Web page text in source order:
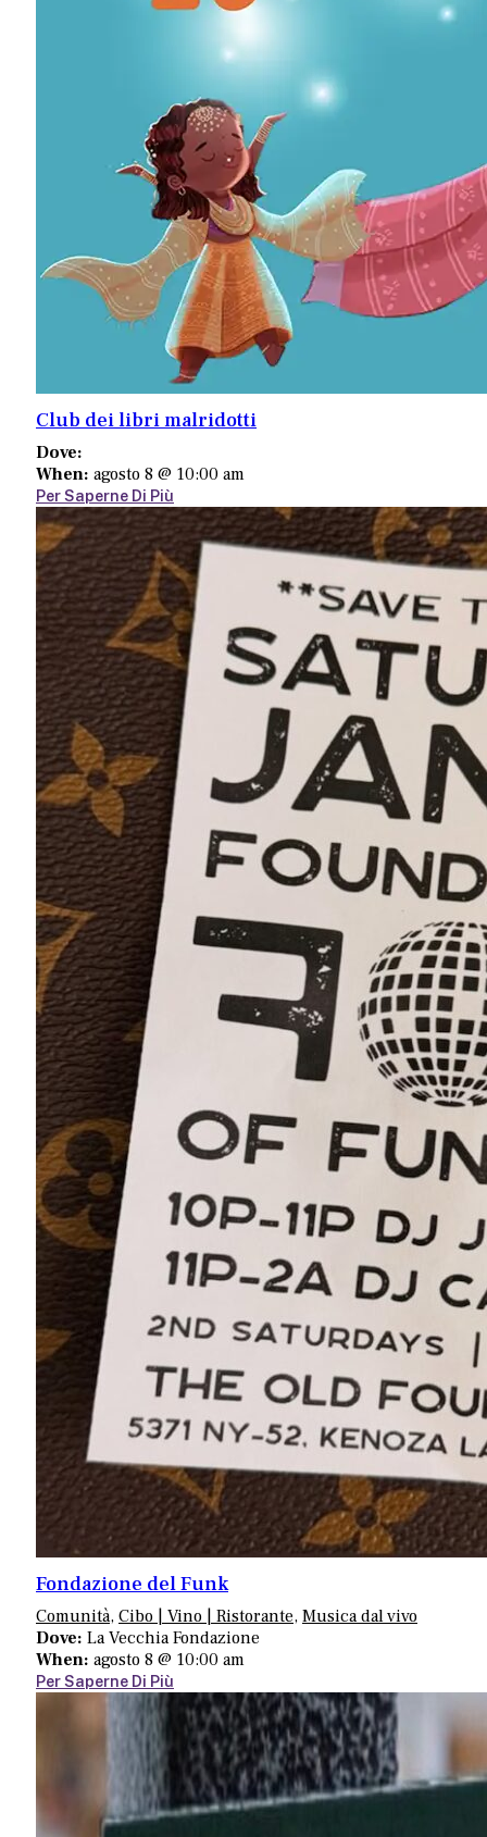
Club dei libri malridotti
Dove:
When: agosto 8 @ 10:00 am
Per Saperne Di Più
Fondazione del Funk
Comunità, Cibo | Vino | Ristorante, Musica dal vivo
Dove: La Vecchia Fondazione
When: agosto 8 @ 10:00 am
Per Saperne Di Più